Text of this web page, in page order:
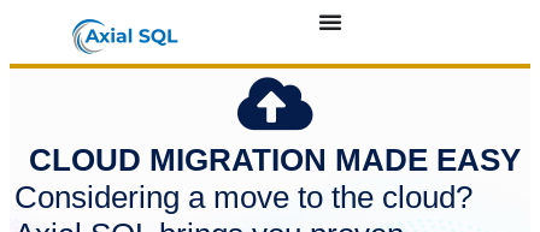
CLOUD MIGRATION MADE EASY
Considering a move to the cloud?